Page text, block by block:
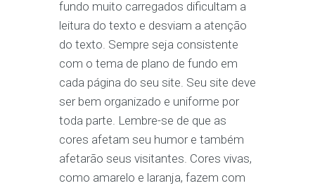
fundo muito carregados dificultam a
leitura do texto e desviam a atenção
do texto. Sempre seja consistente
com o tema de plano de fundo em
cada página do seu site. Seu site deve
ser bem organizado e uniforme por
toda parte. Lembre-se de que as
cores afetam seu humor e também
afetarão seus visitantes. Cores vivas,
como amarelo e laranja, fazem com